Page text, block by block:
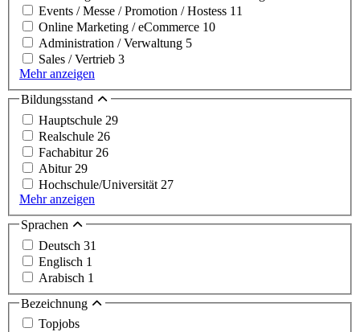
Events / Messe / Promotion / Hostess 11
Online Marketing / eCommerce 10
Administration / Verwaltung 5
Sales / Vertrieb 3
Mehr anzeigen
Bildungsstand
Hauptschule 29
Realschule 26
Fachabitur 26
Abitur 29
Hochschule/Universität 27
Mehr anzeigen
Sprachen
Deutsch 31
Englisch 1
Arabisch 1
Bezeichnung
Topjobs